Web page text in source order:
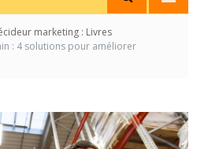
marketing : Livres
: 4 solutions pour améliorer